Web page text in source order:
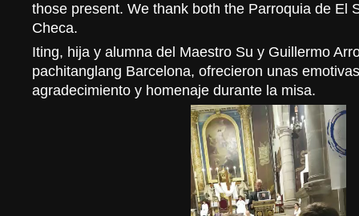
those present. We thank both the Parroquia de El
Checa.
Iting, hija y alumna del Maestro Su y Guillermo
pachitanglang Barcelona, ofrecieron unas
agradecimiento y homenaje durante la misa.